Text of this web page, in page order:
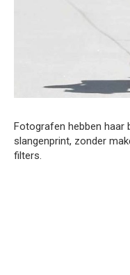
Fotografen hebben haar
slangenprint, zonder
filters.